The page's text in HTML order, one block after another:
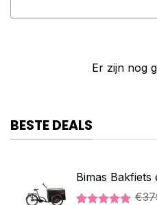
Er zijn nog
BESTE DEALS
Bimas Bakfiets
€